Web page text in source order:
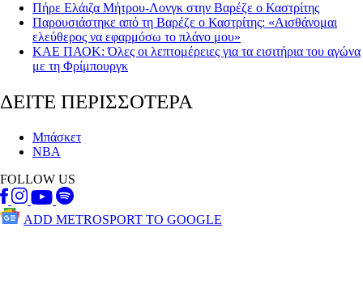
Πήρε Ελάιζα Μήτρου-Λονγκ στην Βαρέζε ο Καστρίτης
Παρουσιάστηκε από τη Βαρέζε ο Καστρίτης: «Αισθάνομαι
ελεύθερος να εφαρμόσω το πλάνο μου»
ΚΑΕ ΠΑΟΚ: Όλες οι λεπτομέρειες για τα εισιτήρια του αγώνα
με τη Φρίμπουργκ
ΔΕΙΤΕ ΠΕΡΙΣΣΟΤΕΡΑ
Μπάσκετ
NBA
FOLLOW US
ADD METROSPORT TO GOOGLE